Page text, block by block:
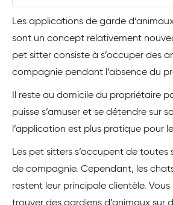
Les applications de garde
sont un concept relativement
pet sitter consiste à s’occuper des
compagnie pendant l’absence du
Il reste au domicile du propriétaire
puisse s’amuser et se détendre sur
l’application est plus pratique pour
Les pet sitters s’occupent de toutes
de compagnie. Cependant, les
restent leur principale clientèle.